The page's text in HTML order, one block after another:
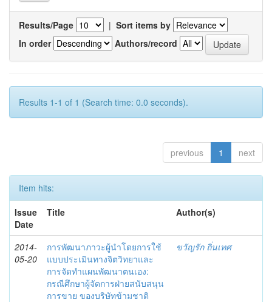
Results/Page | Sort items by
In order
Authors/record
Results 1-1 of 1 (Search time: 0.0 seconds).
previous 1 next
Item hits:
Issue
Date
Title Author(s)
2014-
05-20
การพัฒนาภาวะผู้นำโดยการใช้
แบบประเมินทางจิตวิทยาและ
การจัดทำแผนพัฒนาตนเอง:
กรณีศึกษาผู้จัดการฝ่ายสนับสนุน
การขาย ของบริษัทข้ามชาติ
ขวัญรัก ถิ่นเทศ